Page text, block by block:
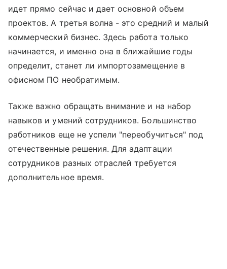
идет прямо сейчас и дает основной объем
проектов. А третья волна - это средний и малый
коммерческий бизнес. Здесь работа только
начинается, и именно она в ближайшие годы
определит, станет ли импортозамещение в
офисном ПО необратимым.
Также важно обращать внимание и на набор
навыков и умений сотрудников. Большинство
работников еще не успели "переобучиться" под
отечественные решения. Для адаптации
сотрудников разных отраслей требуется
дополнительное время.